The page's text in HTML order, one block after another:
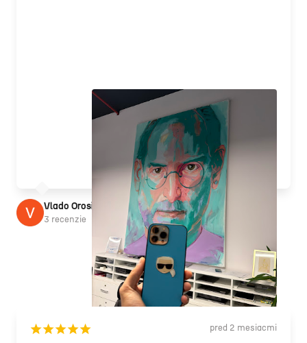
Vlado Orosi
3 recenzie
¡¡¡¡¡ pred 2 mesiacmi